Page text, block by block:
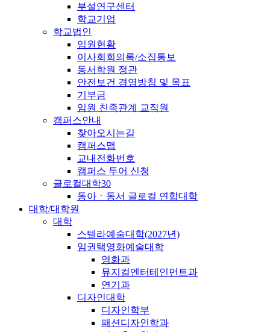
부설연구센터
학교기업
학교법인
임원현황
이사회회의록/소집통보
동서학원 정관
안전보건 경영방침 및 목표
기부금
임원 친족관계 교직원
캠퍼스안내
찾아오시는길
캠퍼스맵
교내전화번호
캠퍼스 투어 신청
글로컬대학30
동아ㆍ동서 글로컬 연합대학
대학/대학원
대학
스텔라예술대학(2027년)
임권택영화예술대학
영화과
뮤지컬엔터테인먼트과
연기과
디자인대학
디자인학부
패션디자인학과